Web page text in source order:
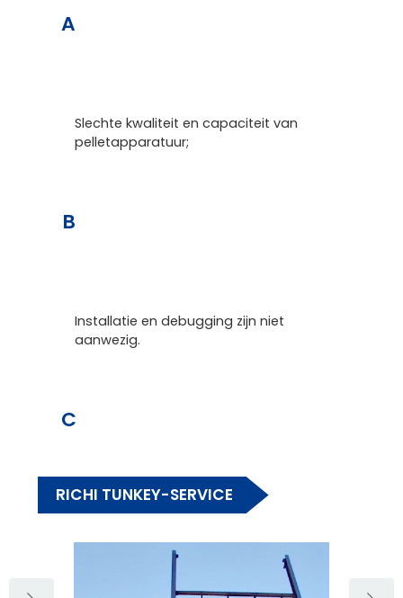
A
Slechte kwaliteit en capaciteit van
pelletapparatuur;
B
Installatie en debugging zijn niet
aanwezig.
C
RICHI TUNKEY-SERVICE